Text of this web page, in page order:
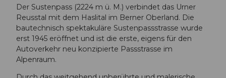
Der Sustenpass (2224 m ü. M.) verbindet das Urner
Reusstal mit dem Haslital im Berner Oberland. Die
bautechnisch spektakuläre Sustenpassstrasse wurde
erst 1945 eröffnet und ist die erste, eigens für den
Autoverkehr neu konzipierte Passstrasse im
Alpenraum.